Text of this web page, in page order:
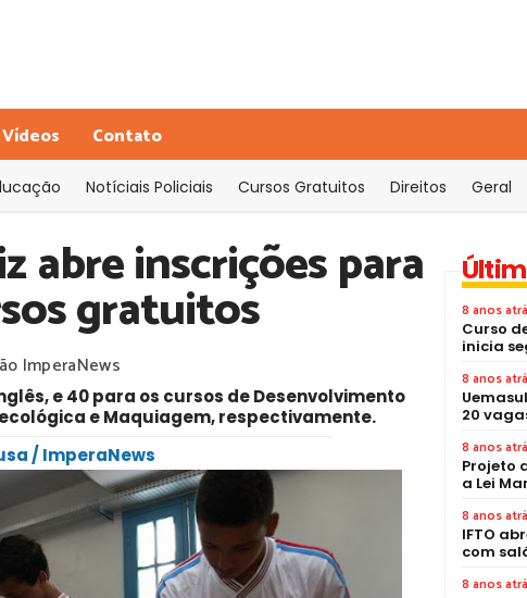
Vídeos Contato
Notíciais Policiais Cursos Gratuitos Direitos Geral
abre inscrições para
gratuitos
ImperaNews
e 40 para os cursos de Desenvolvimento
e Maquiagem, respectivamente.
/ ImperaNews
8 anos
Curso
inicia
8 anos
20
8 anos
Projeto
a Lei
8 anos
IFTO
com
8 anos